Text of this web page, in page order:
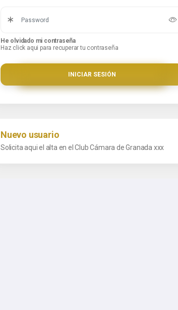
He olvidado mi contraseña
Haz click aqui para recuperar tu contraseña
INICIAR SESIÓN
Nuevo usuario
Solicita aqui el alta en el Club Cámara de Granada xxx